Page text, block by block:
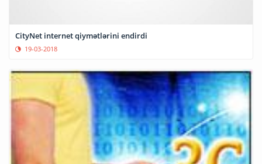
CityNet internet qiymətlərini endirdi
19-03-2018